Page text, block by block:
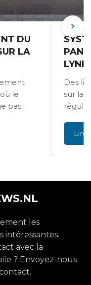
DU
LA
le
pas
LYNK
Des
sur la
unLire
les
intéressantes.
avec la
? Envoyez-nous